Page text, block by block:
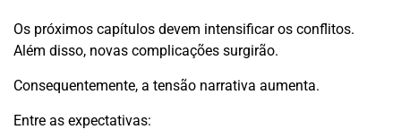
Os próximos capítulos devem intensificar os conflitos.
Além disso, novas complicações surgirão.
Consequentemente, a tensão narrativa aumenta.
Entre as expectativas: